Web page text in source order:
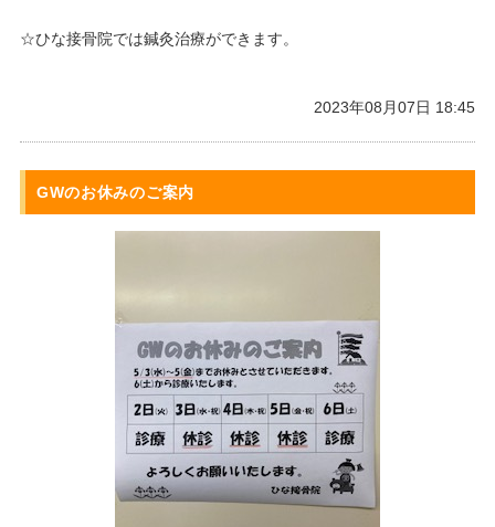
☆ひな接骨院では鍼灸治療ができます。
2023年08月07日 18:45
GWのお休みのご案内